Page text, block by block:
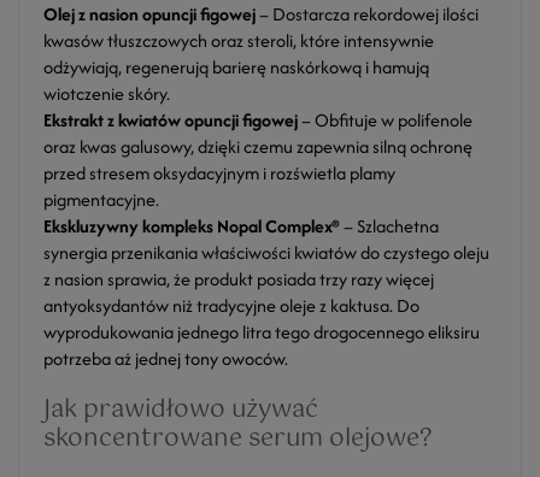
Olej z nasion opuncji figowej– Dostarcza rekordowej ilości
kwasów tłuszczowych oraz steroli, które intensywnie
odżywiają, regenerują barierę naskórkową i hamują
wiotczenie skóry.
Ekstrakt z kwiatów opuncji figowej– Obfituje w polifenole
oraz kwas galusowy, dzięki czemu zapewnia silną ochronę
przed stresem oksydacyjnym i rozświetla plamy
pigmentacyjne.
Ekskluzywny kompleks Nopal Complex®– Szlachetna
synergia przenikania właściwości kwiatów do czystego oleju
z nasion sprawia, że produkt posiada trzy razy więcej
antyoksydantów niż tradycyjne oleje z kaktusa. Do
wyprodukowania jednego litra tego drogocennego eliksiru
potrzeba aż jednej tony owoców.
Jak prawidłowo używać
skoncentrowane serum olejowe?